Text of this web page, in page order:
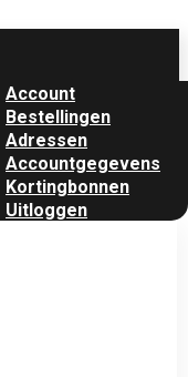
Account
Bestellingen
Adressen
Accountgegevens
Kortingbonnen
Uitloggen